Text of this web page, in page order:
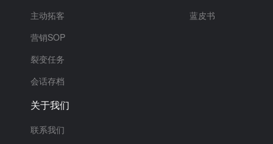
主动拓客
营销SOP
裂变任务
会话存档
蓝皮书
关于我们
联系我们